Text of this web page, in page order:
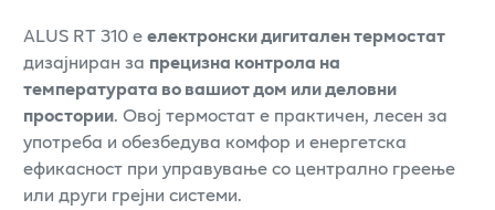
ALUS RT 310 еелектронски дигитален термостат
дизајниран за прецизна контрола на
температурата во вашиот дом или деловни
простории. Овој термостат е практичен, лесен за
употреба и обезбедува комфор и енергетска
ефикасност при управување со централно греење
или други грејни системи.